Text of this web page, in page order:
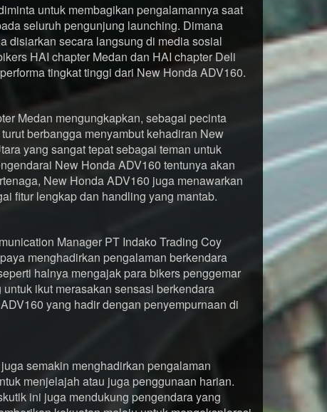
untuk membagikan pengalamannya saat
seluruh pengunjung launching. Dimana
disiarkan secara langsung di media sosial
HAI chapter Medan dan HAI chapter Deli
tingkat tinggi dari New Honda ADV160.
Medan mengungkapkan, sebagai pecinta
berbangga menyambut kehadiran New
yang sangat tepat sebagai teman untuk
New Honda ADV160 tentunya akan
New Honda ADV160 juga menawarkan
fitur lengkap dan handling yang mantab.
Manager PT Indako Trading Coy
menghadirkan pengalaman berkendara
halnya mengajak para bikers penggemar
ikut merasakan sensasi berkendara
yang hadir dengan penyempurnaan di
semakin menghadirkan pengalaman
menjelajah atau juga penggunaan harian.
ini juga mendukung pengendara yang